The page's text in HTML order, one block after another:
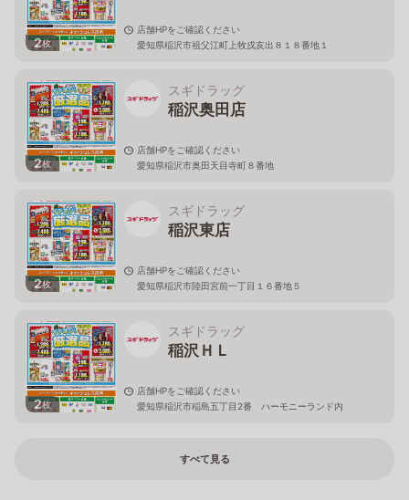
2枚
店舗HPをご確認ください
愛知県稲沢市祖父江町上牧戌亥出８１８番地１
2枚
スギドラッグ
稲沢奥田店
店舗HPをご確認ください
愛知県稲沢市奥田天目寺町８番地
2枚
スギドラッグ
稲沢東店
店舗HPをご確認ください
愛知県稲沢市陸田宮前一丁目１６番地５
2枚
スギドラッグ
稲沢ＨＬ
店舗HPをご確認ください
愛知県稲沢市稲島五丁目2番 ハーモニーランド内
すべて見る